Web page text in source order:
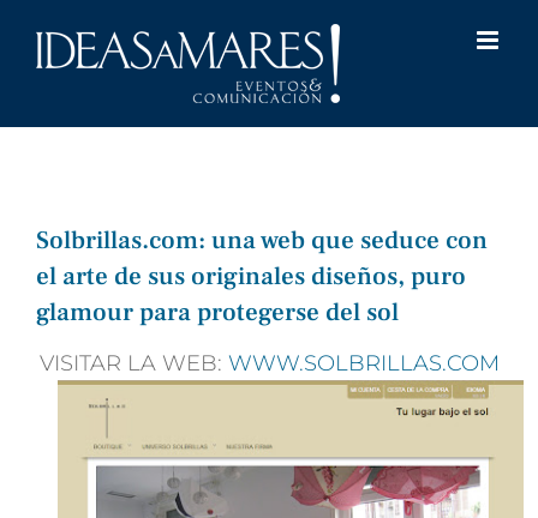
Solbrillas.com: una web que seduce con
el arte de sus originales diseños, puro
glamour para protegerse del sol
VISITAR LA WEB: WWW.SOLBRILLAS.COM